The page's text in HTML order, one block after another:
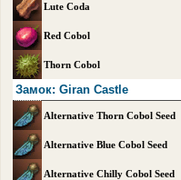
Lute Coda
Red Cobol
Thorn Cobol
Замок: Giran Castle
Alternative Thorn Cobol Seed
Alternative Blue Cobol Seed
Alternative Chilly Cobol Seed